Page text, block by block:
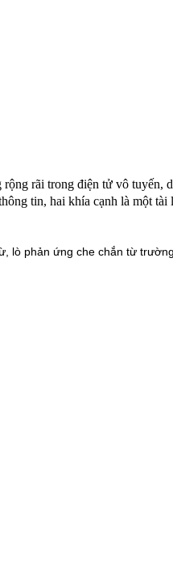
rãi trong điện tử vô tuyến,
tin, hai khía cạnh là một tài
lò phản ứng che chắn từ